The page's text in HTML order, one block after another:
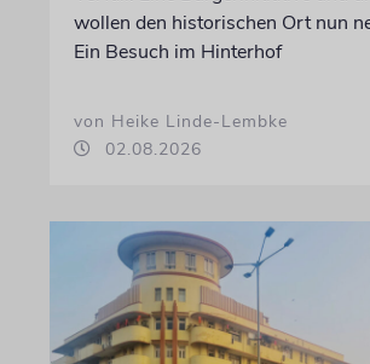
wollen den historischen Ort nun
Ein Besuch im Hinterhof
von Heike Linde-Lembke
02.08.2026